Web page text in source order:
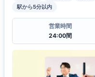
駅から5分以内
営業時間
24:00間